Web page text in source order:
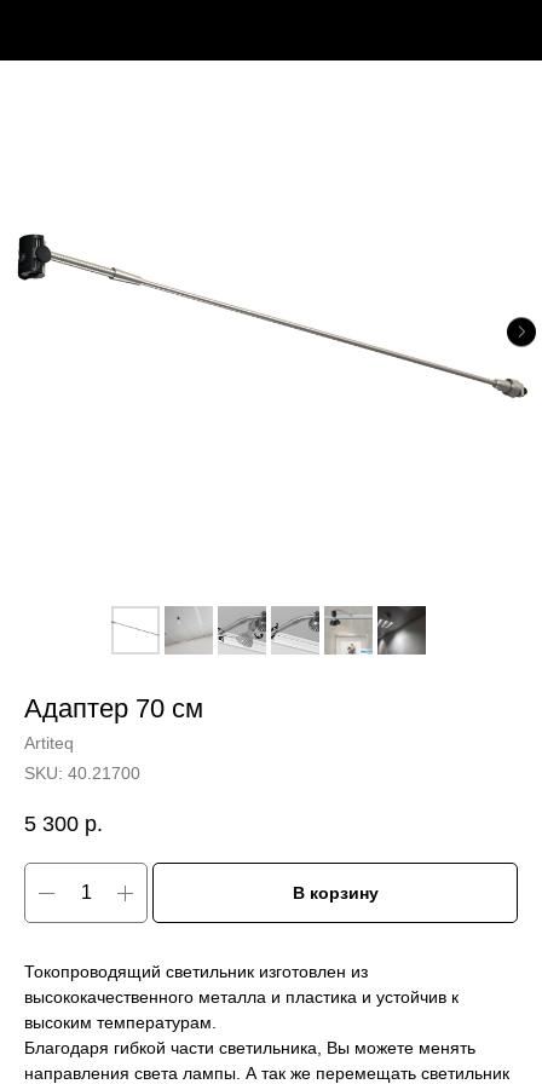
Адаптер 70 см
Artiteq
SKU: 40.21700
5 300 р.
В корзину
Токопроводящий светильник изготовлен из
высококачественного металла и пластика и устойчив к
высоким температурам.
Благодаря гибкой части светильника, Вы можете менять
направления света лампы. А так же перемещать светильник